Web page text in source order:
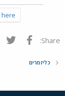
Share: פייסבוק
כליזמרים